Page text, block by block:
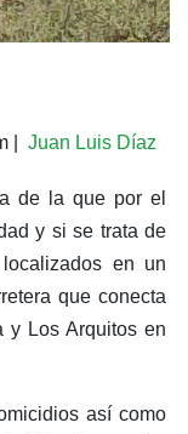
Juan Luis Díaz
de la que por el
y si se trata de
en un
que conecta
y Los Arquitos en
así como